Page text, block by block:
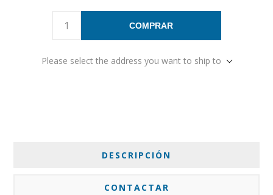
COMPRAR
Please select the address you want to ship to
DESCRIPCIÓN
CONTACTAR